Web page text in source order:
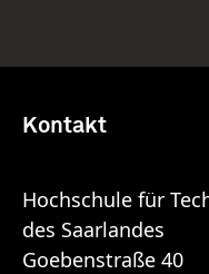
Kontakt
Hochschule für
des Saarlandes
Goebenstraße 40